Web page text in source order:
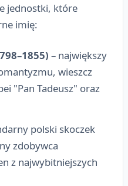
jednostki, które
imię:
– największy
wieszcz
"Pan Tadeusz" oraz
polski skoczek
zdobywca
z najwybitniejszych